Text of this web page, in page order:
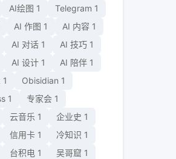
AI绘图 1 Telegram 1
AI 作图 1 AI 内容 1
AI 对话 1 AI 技巧 1
AI 设计 1 AI 陪伴 1
1 Obisidian 1
1 专家会 1
云音乐 1 企业史 1
信用卡 1 冷知识 1
台积电 1 吴哥窟 1